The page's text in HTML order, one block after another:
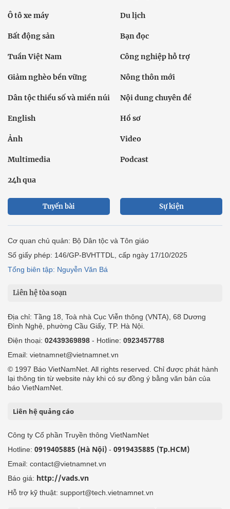
Ô tô xe máy Du lịch
Bất động sản Bạn đọc
Tuần Việt Nam Công nghiệp hỗ trợ
Giảm nghèo bền vững Nông thôn mới
Dân tộc thiểu số và miền núi Nội dung chuyên đề
English Hồ sơ
Ảnh Video
Multimedia Podcast
24h qua
Tuyến bài Sự kiện
Cơ quan chủ quản: Bộ Dân tộc và Tôn giáo
Số giấy phép: 146/GP-BVHTTDL, cấp ngày 17/10/2025
Tổng biên tập: Nguyễn Văn Bá
Liên hệ tòa soạn
Địa chỉ: Tầng 18, Toà nhà Cục Viễn thông (VNTA), 68 Dương
Đình Nghệ, phường Cầu Giấy, TP. Hà Nội.
Điện thoại: 02439369898 - Hotline: 0923457788
Email: vietnamnet@vietnamnet.vn
© 1997 Báo VietNamNet. All rights reserved. Chỉ được phát hành
lại thông tin từ website này khi có sự đồng ý bằng văn bản của
báo VietNamNet.
Liên hệ quảng cáo
Công ty Cổ phần Truyền thông VietNamNet
Hotline: 0919405885 (Hà Nội) - 0919435885 (Tp.HCM)
Email: contact@vietnamnet.vn
Báo giá: http://vads.vn
Hỗ trợ kỹ thuật: support@tech.vietnamnet.vn